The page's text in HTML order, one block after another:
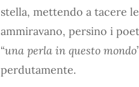
stella, mettendo a tacere
ammiravano, persino i
“una perla in questo mondo
perdutamente.